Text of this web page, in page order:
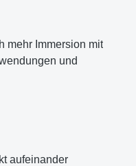
mehr Immersion mit
und
aufeinander